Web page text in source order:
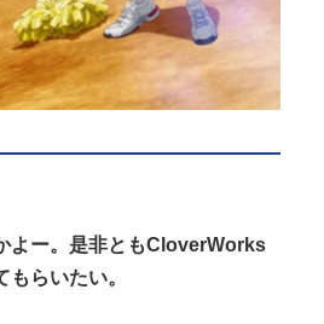
よー。是非ともCloverWorks
らいたい。